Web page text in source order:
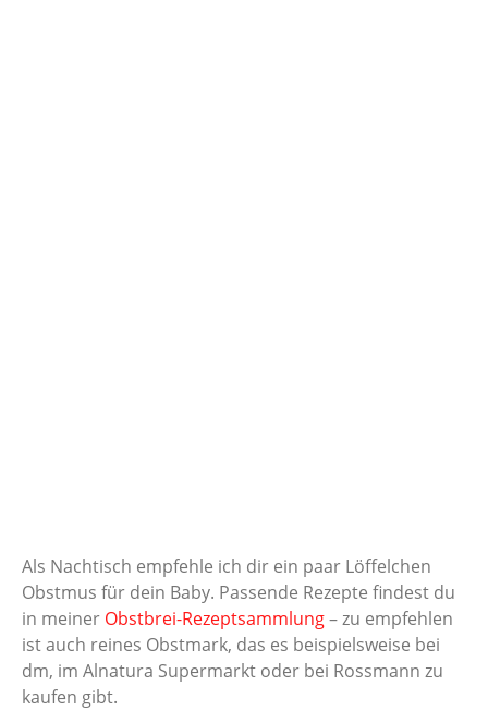
Als Nachtisch empfehle ich dir ein paar Löffelchen
Obstmus für dein Baby. Passende Rezepte findest du
in meiner Obstbrei-Rezeptsammlung– zu empfehlen
ist auch reines Obstmark, das es beispielsweise bei
dm, im Alnatura Supermarkt oder bei Rossmann zu
kaufen gibt.